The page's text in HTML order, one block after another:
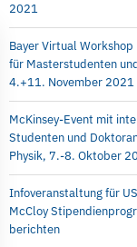
2021
Bayer Virtual Workshop
für Masterstudenten
4.+11. November 2021
McKinsey-Event mit
Studenten und
Physik, 7.-8. Oktober
Infoveranstaltung für
McCloy
berichten